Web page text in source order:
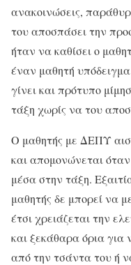
ανακοινώσεις,
του αποσπάσει την
ήταν να καθίσει ο
έναν μαθητή
γίνει και πρότυπο
τάξη χωρίς να του
Ο μαθητής με ΔΕΠΥ
και απομονώνεται
μέσα στην τάξη.
μαθητής δε μπορεί να
έτσι χρειάζεται την
και ξεκάθαρα όρια για
από την τσάντα του ή